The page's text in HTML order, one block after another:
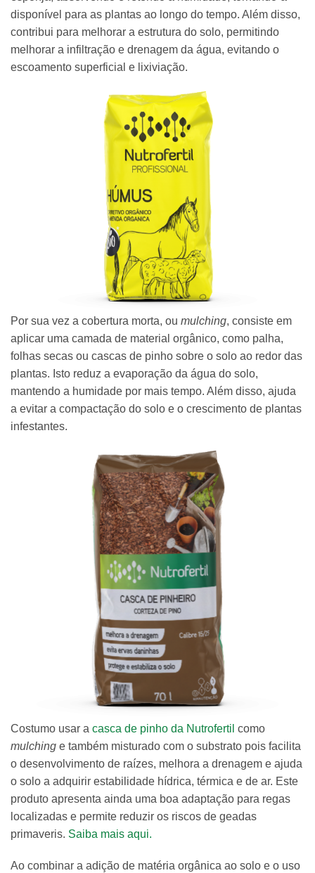
disponível para as plantas ao longo do tempo. Além disso,
contribui para melhorar a estrutura do solo, permitindo
melhorar a infiltração e drenagem da água, evitando o
escoamento superficial e lixiviação.
Por sua vez a cobertura morta, ou mulching, consiste em
aplicar uma camada de material orgânico, como palha,
folhas secas ou cascas de pinho sobre o solo ao redor das
plantas. Isto reduz a evaporação da água do solo,
mantendo a humidade por mais tempo. Além disso, ajuda
a evitar a compactação do solo e o crescimento de plantas
infestantes.
Costumo usar a casca de pinho da Nutrofertil como
mulching e também misturado com o substrato pois facilita
o desenvolvimento de raízes, melhora a drenagem e ajuda
o solo a adquirir estabilidade hídrica, térmica e de ar. Este
produto apresenta ainda uma boa adaptação para regas
localizadas e permite reduzir os riscos de geadas
primaveris. Saiba mais aqui.
Ao combinar a adição de matéria orgânica ao solo e o uso